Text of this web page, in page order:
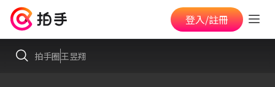
登入/註冊
拍手圈王昱翔